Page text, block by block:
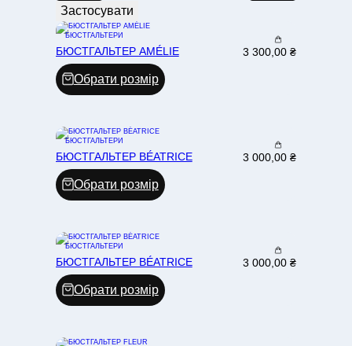
Застосувати
БЮСТГАЛЬТЕРИ
БЮСТГАЛЬТЕР AMÉLIE 3 300,00₴
Обрати розмір
БЮСТГАЛЬТЕРИ
БЮСТГАЛЬТЕР BÉATRICE 3 000,00₴
Обрати розмір
БЮСТГАЛЬТЕРИ
БЮСТГАЛЬТЕР BÉATRICE 3 000,00₴
Обрати розмір